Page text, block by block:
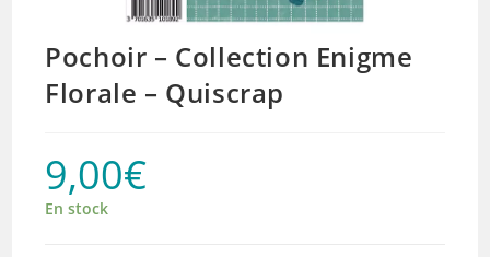
Pochoir – Collection Enigme
Florale – Quiscrap
9,00€
En stock